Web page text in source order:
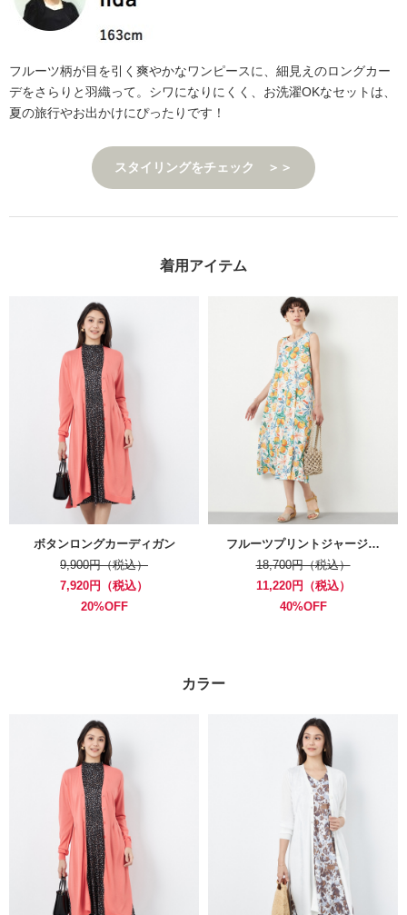
フルーツ柄が目を引く爽やかなワンピースに、細見えのロングカー
デをさらりと羽織って。シワになりにくく、お洗濯OKなセットは、
夏の旅行やお出かけにぴったりです！
スタイリングをチェック ＞＞
着用アイテム
ボタンロングカーディガン
9,900円（税込）
7,920円（税込）
20%OFF
フルーツプリントジャージ…
18,700円（税込）
11,220円（税込）
40%OFF
カラー